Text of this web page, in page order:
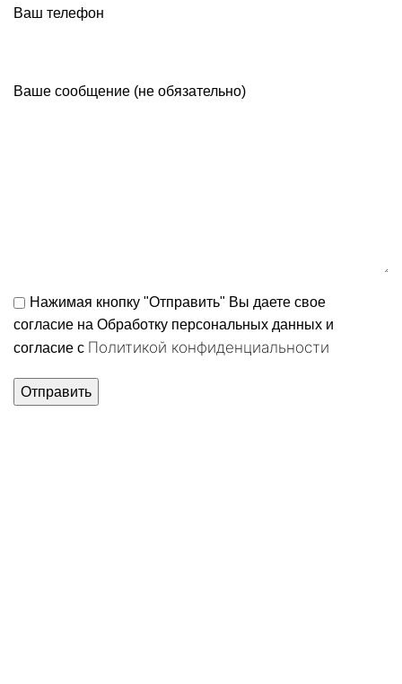
Ваш телефон
Ваше сообщение (не обязательно)
Нажимая кнопку "Отправить" Вы даете свое
согласие на Обработку персональных данных и
согласие c Политикой конфиденциальности